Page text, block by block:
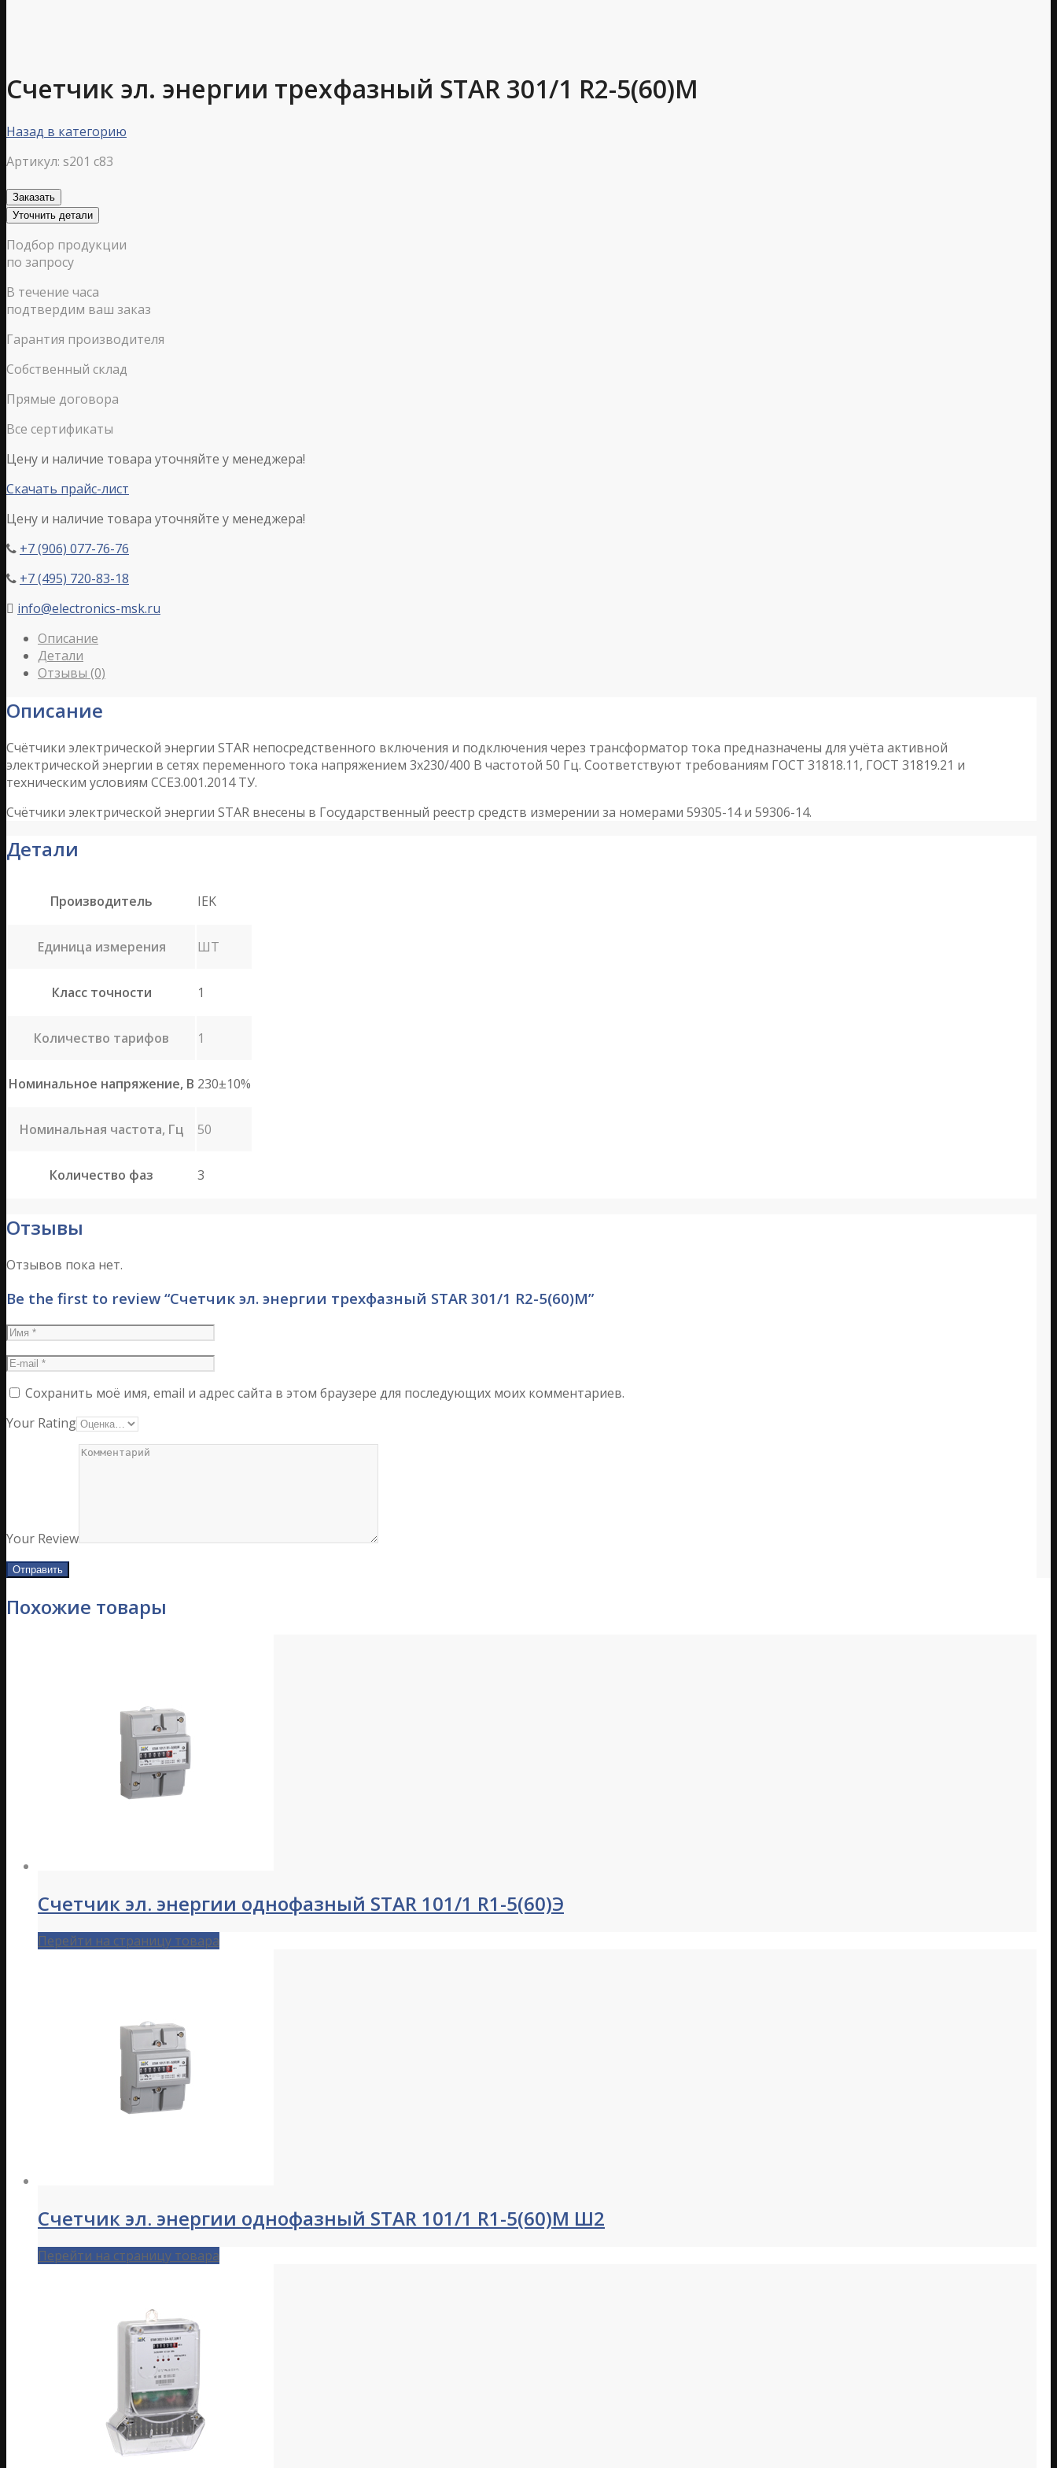
Счетчик эл. энергии трехфазный STAR 301/1 R2-5(60)М
Назад в категорию
Артикул: s201 c83
Заказать
Уточнить детали
Подбор продукции
по запросу
В течение часа
подтвердим ваш заказ
Гарантия производителя
Собственный склад
Прямые договора
Все сертификаты
Цену и наличие товара уточняйте у менеджера!
Скачать прайс-лист
Цену и наличие товара уточняйте у менеджера!
 +7 (906) 077-76-76
 +7 (495) 720-83-18
 info@electronics-msk.ru
Описание
Детали
Отзывы (0)
Описание
Счётчики электрической энергии STAR непосредственного включения и подключения через трансформатор тока предназначены для учёта активной
электрической энергии в сетях переменного тока напряжением 3х230/400 В частотой 50 Гц. Соответствуют требованиям ГОСТ 31818.11, ГОСТ 31819.21 и
техническим условиям CCE3.001.2014 ТУ.
Счётчики электрической энергии STAR внесены в Государственный реестр средств измерении за номерами 59305-14 и 59306-14.
Детали
Производитель IEK
Единица измерения ШТ
Класс точности 1
Количество тарифов 1
Номинальное напряжение, В 230±10%
Номинальная частота, Гц 50
Количество фаз 3
Отзывы
Отзывов пока нет.
Be the first to review “Счетчик эл. энергии трехфазный STAR 301/1 R2-5(60)М”
Сохранить моё имя, email и адрес сайта в этом браузере для последующих моих комментариев.
Your Rating
Your Review
Похожие товары
Счетчик эл. энергии однофазный STAR 101/1 R1-5(60)Э
Перейти на страницу товара
Счетчик эл. энергии однофазный STAR 101/1 R1-5(60)М Ш2
Перейти на страницу товара